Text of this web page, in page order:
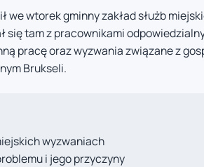
we wtorek gminny zakład służb
się tam z pracownikami
pracę oraz wyzwania związane z
Brukseli.
wyzwaniach
i jego przyczyny